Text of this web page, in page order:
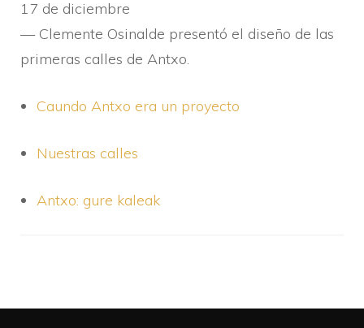
17 de diciembre
— Clemente Osinalde presentó el diseño de las
primeras calles de Antxo.
Caundo Antxo era un proyecto
Nuestras calles
Antxo: gure kaleak